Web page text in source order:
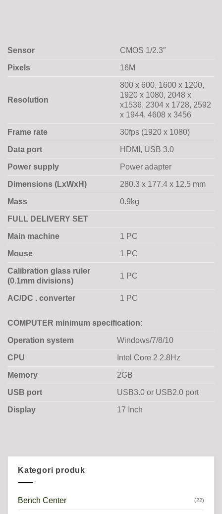
Sensor CMOS 1/2.3″
Pixels 16M
Resolution
800 x 600, 1600 x 1200,
1920 x 1080, 2048 x
x1536, 2304 x 1728, 2592
x 1944, 4608 x 3456
Frame rate 30fps (1920 x 1080)
Data port HDMI, USB 3.0
Power supply Power adapter
Dimensions (LxWxH) 280.3 x 177.4 x 12.5 mm
Mass 0.9kg
FULL DELIVERY SET
Main machine 1 PC
Mouse 1 PC
Calibration glass ruler
(0.1mm divisions)
1 PC
AC/DC . converter 1 PC
COMPUTER minimum specification:
Operation system Windows/7/8/10
CPU Intel Core 2 2.8Hz
Memory 2GB
USB port USB3.0 or USB2.0 port
Display 17 Inch
Kategori produk
Bench Center (22)